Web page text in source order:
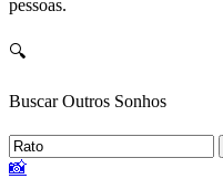
pessoas.
🔍
Buscar Outros Sonhos
📸